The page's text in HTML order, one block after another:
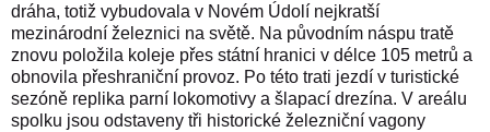
dráha, totiž vybudovala v Novém Údolí nejkratší
mezinárodní železnici na světě. Na původním náspu tratě
znovu položila koleje přes státní hranici v délce 105 metrů a
obnovila přeshraniční provoz. Po této trati jezdí v turistické
sezóně replika parní lokomotivy a šlapací drezína. V areálu
spolku jsou odstaveny tři historické železniční vagony